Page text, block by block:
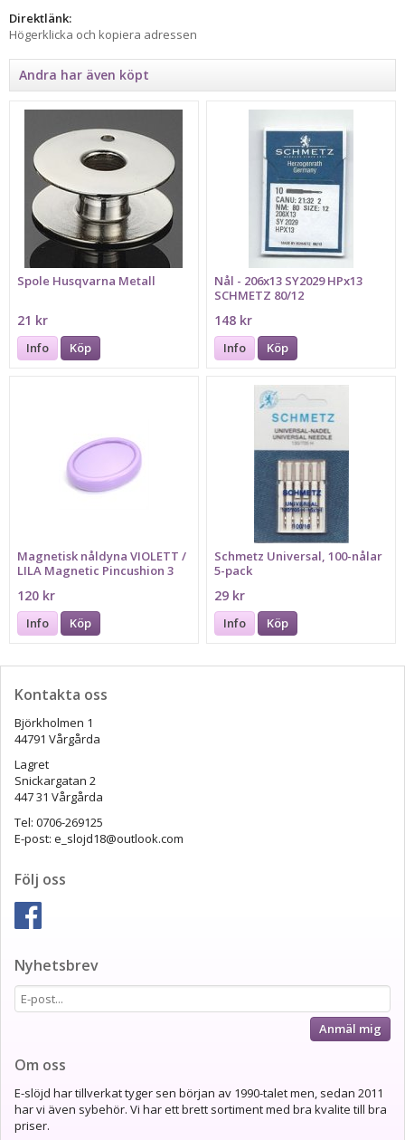
Direktlänk:
Högerklicka och kopiera adressen
Andra har även köpt
Spole Husqvarna Metall
21 kr
Info Köp
Nål - 206x13 SY2029 HPx13
SCHMETZ 80/12
148 kr
Info Köp
Magnetisk nåldyna VIOLETT /
LILA Magnetic Pincushion 3
120 kr
Info Köp
Schmetz Universal, 100-nålar
5-pack
29 kr
Info Köp
Kontakta oss
Björkholmen 1
44791 Vårgårda
Lagret
Snickargatan 2
447 31 Vårgårda
Tel: 0706-269125
E-post: e_slojd18@outlook.com
Följ oss
Nyhetsbrev
Anmäl mig
Om oss
E-slöjd har tillverkat tyger sen början av 1990-talet men, sedan 2011
har vi även sybehör. Vi har ett brett sortiment med bra kvalite till bra
priser.